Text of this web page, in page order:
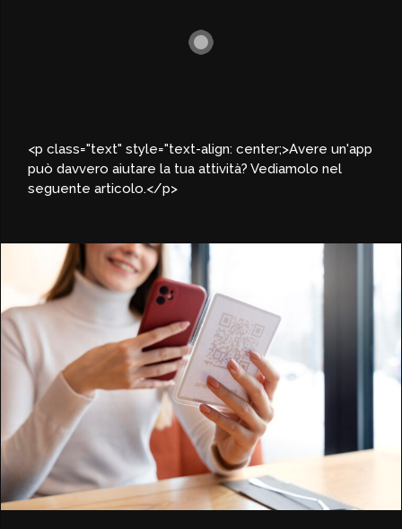
<p class="text" style="text-align: center;>Avere un'app
può davvero aiutare la tua attività? Vediamolo nel
seguente articolo.</p>